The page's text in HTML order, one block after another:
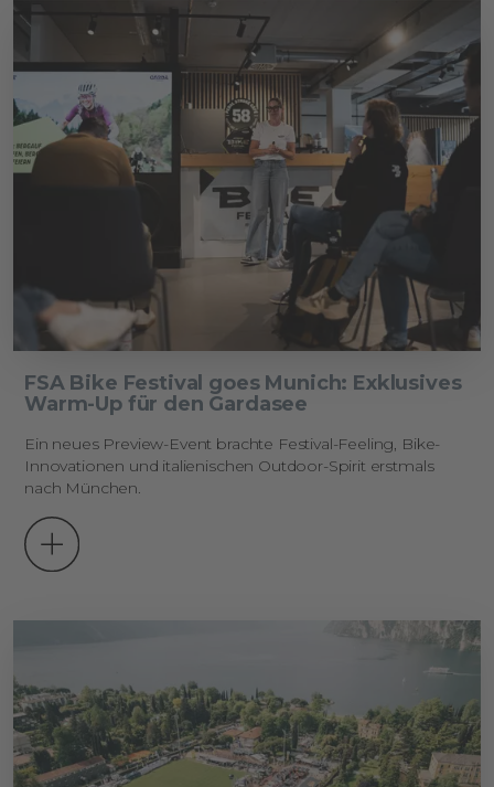
FSA Bike Festival goes Munich: Exklusives
Warm-Up für den Gardasee
Ein neues Preview-Event brachte Festival-Feeling, Bike-
Innovationen und italienischen Outdoor-Spirit erstmals
nach München.